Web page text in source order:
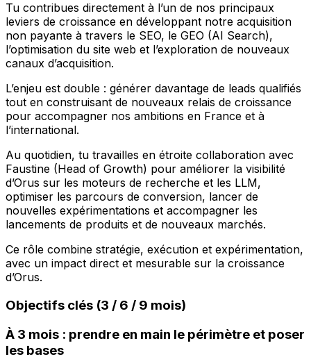
Tu contribues directement à l’un de nos principaux
leviers de croissance en développant notre acquisition
non payante à travers le SEO, le GEO (AI Search),
l’optimisation du site web et l’exploration de nouveaux
canaux d’acquisition.
L’enjeu est double : générer davantage de leads qualifiés
tout en construisant de nouveaux relais de croissance
pour accompagner nos ambitions en France et à
l’international.
Au quotidien, tu travailles en étroite collaboration avec
Faustine (Head of Growth) pour améliorer la visibilité
d’Orus sur les moteurs de recherche et les LLM,
optimiser les parcours de conversion, lancer de
nouvelles expérimentations et accompagner les
lancements de produits et de nouveaux marchés.
Ce rôle combine stratégie, exécution et expérimentation,
avec un impact direct et mesurable sur la croissance
d’Orus.
Objectifs clés (3 / 6 / 9 mois)
À 3 mois : prendre en main le périmètre et poser
les bases